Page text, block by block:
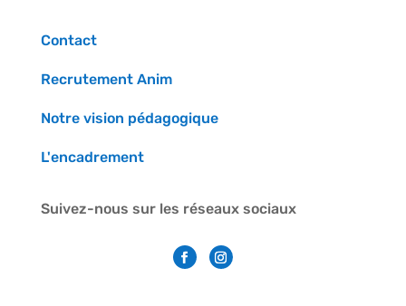
Contact
Recrutement Anim
Notre vision pédagogique
L'encadrement
Suivez-nous sur les réseaux sociaux